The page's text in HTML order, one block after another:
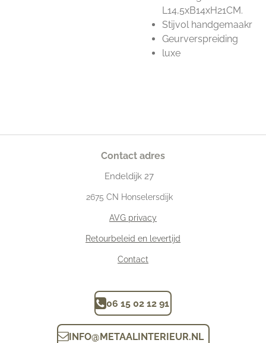
L14,5xB14xH21CM.
Stijvol handgemaakr
Geurverspreiding
luxe
Contact adres
Endeldijk 27
2675 CN Honselersdijk
AVG privacy
Retourbeleid en levertijd
Contact
06 15 02 12 91
INFO@METAALINTERIEUR.NL